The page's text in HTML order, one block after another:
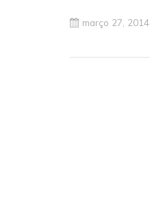
março 27, 2014